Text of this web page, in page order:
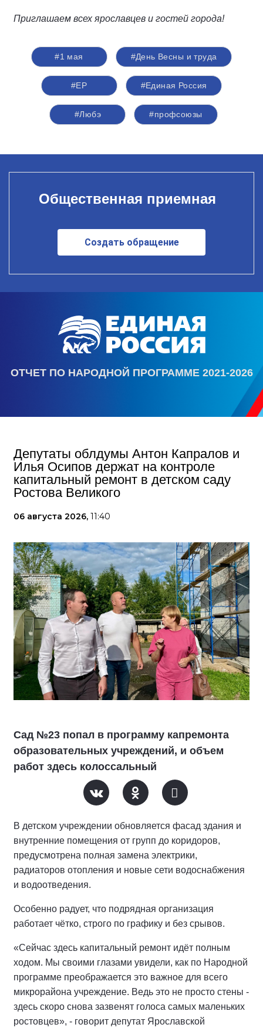
Приглашаем всех ярославцев и гостей города!
#1 мая #День Весны и труда
#ЕР #Единая Россия
#Любэ #профсоюзы
Общественная приемная
Создать обращение
ОТЧЕТ ПО НАРОДНОЙ ПРОГРАММЕ 2021-2026
Депутаты облдумы Антон Капралов и
Илья Осипов держат на контроле
капитальный ремонт в детском саду
Ростова Великого
06 августа 2026, 11:40
Сад №23 попал в программу капремонта
образовательных учреждений, и объем
работ здесь колоссальный
В детском учреждении обновляется фасад здания и
внутренние помещения от групп до коридоров,
предусмотрена полная замена электрики,
радиаторов отопления и новые сети водоснабжения
и водоотведения.
Особенно радует, что подрядная организация
работает чётко, строго по графику и без срывов.
«Сейчас здесь капитальный ремонт идёт полным
ходом. Мы своими глазами увидели, как по Народной
программе преображается это важное для всего
микрорайона учреждение. Ведь это не просто стены -
здесь скоро снова зазвенят голоса самых маленьких
ростовцев», - говорит депутат Ярославской